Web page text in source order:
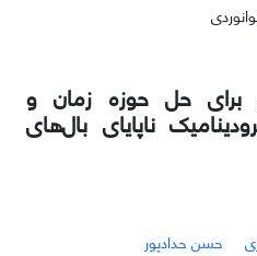
برای حل حوزه زمان و
ناپایای بال‌های
حسن حدادپور